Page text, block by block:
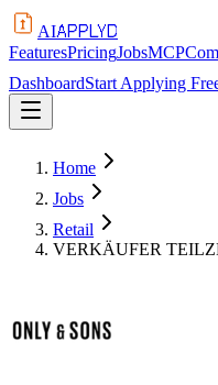
AIAPPLYD
FeaturesPricingJobsMCP
DashboardStart Applying
Home
Jobs
Retail
VERKÄUFER